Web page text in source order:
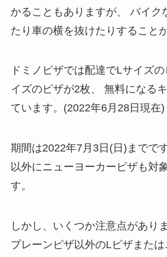
かることもありますが、
バイク
たり車の横を抜けたりすること
ドミノピザでは配達でLサイズ
イズのピザが2枚、
無料になる
ています。(2022年6月28日現在)
期間は2022年7月3日(日)までです
以外にニューヨーカーピザも対
す。
しかし、いくつか注意点がありま
プレーンピザ以外のLピザまた